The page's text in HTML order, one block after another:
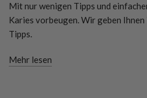
Mit nur wenigen Tipps und
Karies vorbeugen. Wir geben
Tipps.
Mehr lesen